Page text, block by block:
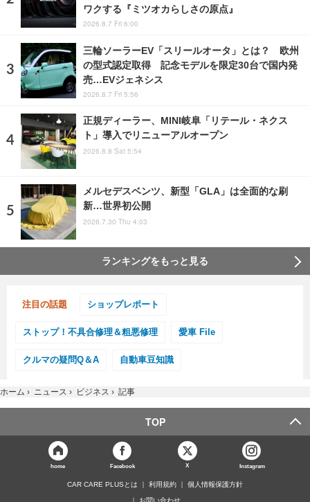
ワクする『ミツオカらしさの原点』
2026.8.7 Fri 6:00
三輪ソーラーEV「スリールオータ」とは？ 欧州
の型式認定取得 記念モデルを限定30台で国内発
売…EVジェネシス
2026.8.7 Fri 5:56
正規ディーラー、MINI岐阜「リテール・ネクス
ト」導入でリニューアルオープン
2026.8.8 Sat 5:54
メルセデスベンツ、新型「GLA」は全面的な刷
新…世界初公開
2026.7.30 Thu 4:03
ランキングをもっと見る
注目の話題 ショップレポート
ストップ！不具合修理＆粗悪修理 愛車 File
クルマの疑問Q＆A 自動車豆知識
ホーム › ニュース › ビジネス › 記事
TOP
home Facebook X Instagram
CAR CARE PLUSとは 利用規約 個人情報保護方針